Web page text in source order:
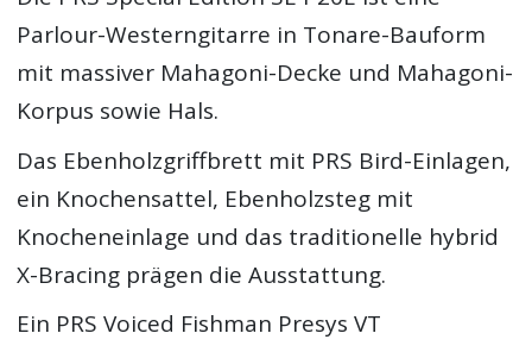
Parlour-Westerngitarre in Tonare-Bauform
mit massiver Mahagoni-Decke und Mahagoni-
Korpus sowie Hals.
Das Ebenholzgriffbrett mit PRS Bird-Einlagen,
ein Knochensattel, Ebenholzsteg mit
Knocheneinlage und das traditionelle hybrid
X-Bracing prägen die Ausstattung.
Ein PRS Voiced Fishman Presys VT